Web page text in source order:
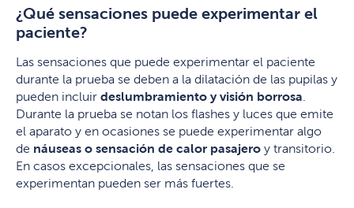
¿Qué sensaciones puede experimentar el
paciente?
Las sensaciones que puede experimentar el paciente
durante la prueba se deben a la dilatación de las pupilas y
pueden incluir deslumbramiento y visión borrosa
Durante la prueba se notan los flashes y luces que emite
el aparato y en ocasiones se puede experimentar algo
de náuseas o sensación de calor pasajero y transitorio.
En casos excepcionales, las sensaciones que se
experimentan pueden ser más fuertes.